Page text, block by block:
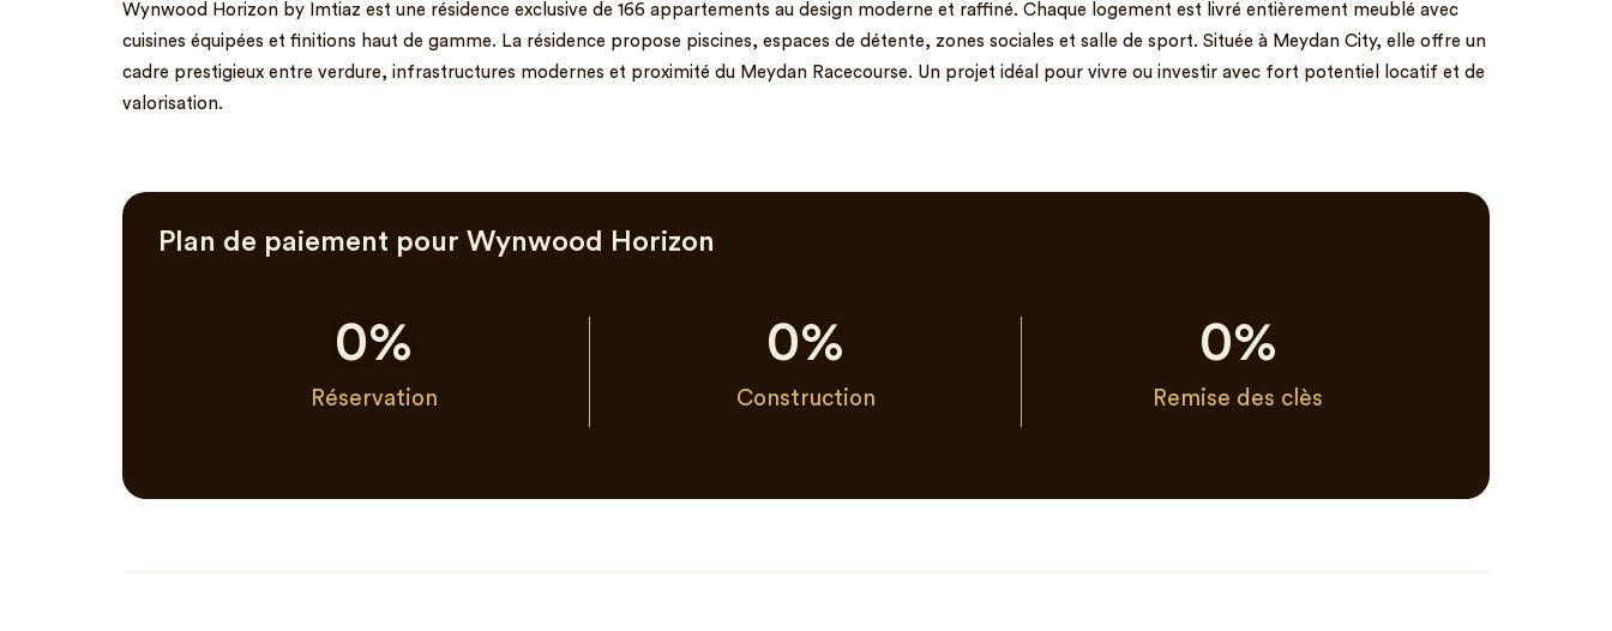
Wynwood Horizon by Imtiaz est une résidence exclusive de 166 appartements au design moderne et raffiné. Chaque logement est livré entièrement meublé avec
cuisines équipées et finitions haut de gamme. La résidence propose piscines, espaces de détente, zones sociales et salle de sport. Située à Meydan City, elle offre un
cadre prestigieux entre verdure, infrastructures modernes et proximité du Meydan Racecourse. Un projet idéal pour vivre ou investir avec fort potentiel locatif et de
valorisation.
Plan de paiement pour Wynwood Horizon
Réservation
0%
Construction
0%
Remise des clès
0%